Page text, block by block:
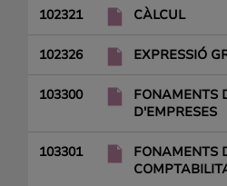
102321 CÀLCUL
102326 EXPRESSIÓ
103300
FONAMENTS
D'EMPRESES
103301
FONAMENTS